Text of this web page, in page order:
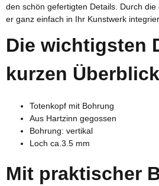
den schön gefertigten Details. Durch
er ganz einfach in Ihr Kunstwerk
Die wichtigsten
kurzen Überblick
Totenkopf mit Bohrung
Aus Hartzinn gegossen
Bohrung: vertikal
Loch ca.3.5 mm
Mit praktischer